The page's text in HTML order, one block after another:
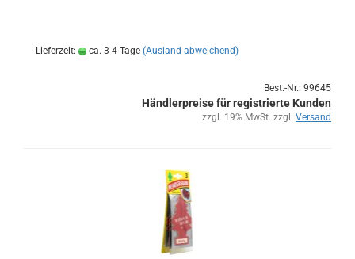
Lieferzeit: ca. 3-4 Tage (Ausland abweichend)
Best.-Nr.: 99645
Händlerpreise für registrierte Kunden
zzgl. 19% MwSt. zzgl. Versand